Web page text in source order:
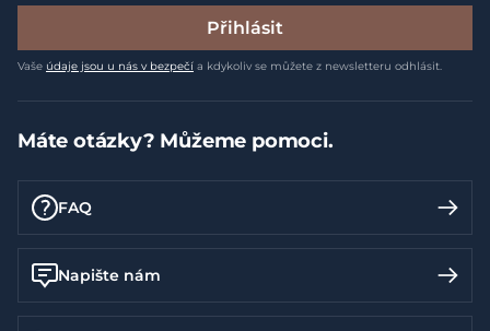
Přihlásit
Vaše údaje jsou u nás v bezpečí a kdykoliv se můžete z newsletteru odhlásit.
Máte otázky? Můžeme pomoci.
FAQ
Napište nám